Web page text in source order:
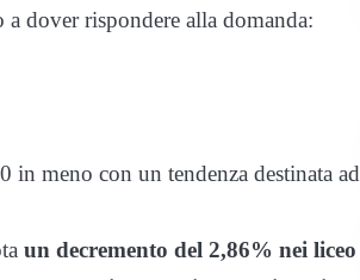
dover rispondere alla domanda:
meno con un tendenza destinata ad
un decremento del 2,86% nei liceo